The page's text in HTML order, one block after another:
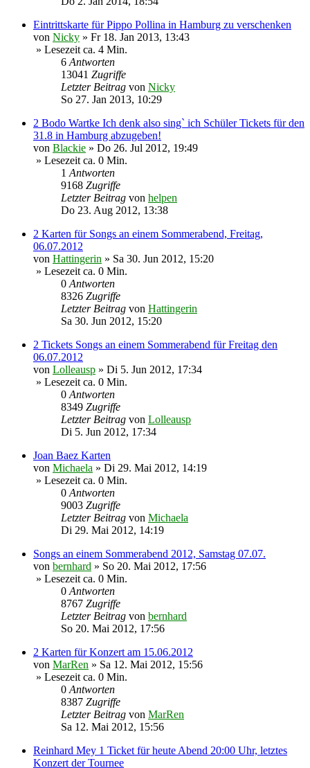
Eintrittskarte für Pippo Pollina in Hamburg zu verschenken
von Nicky » Fr 18. Jan 2013, 13:43
» Lesezeit ca. 4 Min.
6Antworten
13041 Zugriffe
Letzter Beitrag von Nicky
So 27. Jan 2013, 10:29
2 Bodo Wartke Ich denk also sing` ich Schüler Tickets für den
31.8 in Hamburg abzugeben!
von Blackie » Do 26. Jul 2012, 19:49
» Lesezeit ca. 0 Min.
1Antworten
9168 Zugriffe
Letzter Beitrag von helpen
Do 23. Aug 2012, 13:38
2 Karten für Songs an einem Sommerabend, Freitag,
06.07.2012
von Hattingerin » Sa 30. Jun 2012, 15:20
» Lesezeit ca. 0 Min.
0Antworten
8326 Zugriffe
Letzter Beitrag von Hattingerin
Sa 30. Jun 2012, 15:20
2 Tickets Songs an einem Sommerabend für Freitag den
06.07.2012
von Lolleausp » Di 5. Jun 2012, 17:34
» Lesezeit ca. 0 Min.
0Antworten
8349 Zugriffe
Letzter Beitrag von Lolleausp
Di 5. Jun 2012, 17:34
Joan Baez Karten
von Michaela » Di 29. Mai 2012, 14:19
» Lesezeit ca. 0 Min.
0Antworten
9003 Zugriffe
Letzter Beitrag von Michaela
Di 29. Mai 2012, 14:19
Songs an einem Sommerabend 2012, Samstag 07.07.
von bernhard » So 20. Mai 2012, 17:56
» Lesezeit ca. 0 Min.
0Antworten
8767 Zugriffe
Letzter Beitrag von bernhard
So 20. Mai 2012, 17:56
2 Karten für Konzert am 15.06.2012
von MarRen » Sa 12. Mai 2012, 15:56
» Lesezeit ca. 0 Min.
0Antworten
8387 Zugriffe
Letzter Beitrag von MarRen
Sa 12. Mai 2012, 15:56
Reinhard Mey 1 Ticket für heute Abend 20:00 Uhr, letztes
Konzert der Tournee